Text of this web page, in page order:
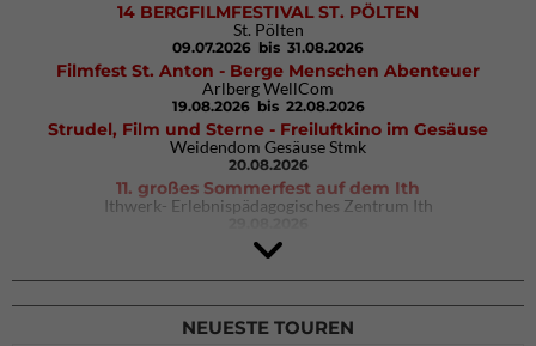
14 BERGFILMFESTIVAL ST. PÖLTEN
St. Pölten
09.07.2026 bis 31.08.2026
Filmfest St. Anton - Berge Menschen Abenteuer
Arlberg WellCom
19.08.2026 bis 22.08.2026
Strudel, Film und Sterne - Freiluftkino im Gesäuse
Weidendom Gesäuse Stmk
20.08.2026
11. großes Sommerfest auf dem Ith
Ithwerk- Erlebnispädagogisches Zentrum Ith
4Blocs KIDS 2026
DAV Kletter- & Boulderzentrum München Süd (Thalkirchen)
26.09.2026
NEUESTE TOUREN